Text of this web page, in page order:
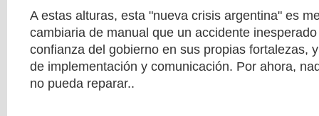
A estas alturas, esta "nueva crisis argentina" es
cambiaria de manual que un accidente
confianza del gobierno en sus propias fortalezas,
de implementación y comunicación. Por ahora,
no pueda reparar..